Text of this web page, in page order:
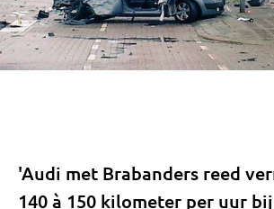
'Audi met Brabanders reed
140 à 150 kilometer per uur